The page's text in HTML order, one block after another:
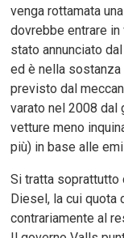
venga rottamata
dovrebbe entrare
stato annunciato
ed è nella
previsto dal
varato nel 2008 dal
vetture meno
più) in base alle
Si tratta soprattutto
Diesel, la cui quota
contrariamente al